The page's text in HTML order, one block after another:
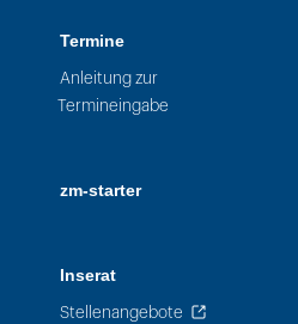
Termine
Anleitung zur
Termineingabe
zm-starter
Inserat
Stellenangebote